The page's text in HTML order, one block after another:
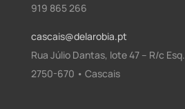
919 865 266
cascais@delarobia.pt
Rua Júlio Dantas, lote 47 – R/c Esq.
2750-670 • Cascais